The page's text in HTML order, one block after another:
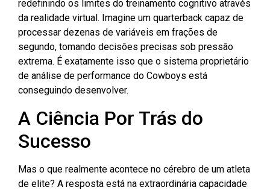
redefinindo os limites do treinamento cognitivo através
da realidade virtual. Imagine um quarterback capaz de
processar dezenas de variáveis em frações de
segundo, tomando decisões precisas sob pressão
extrema. É exatamente isso que o sistema proprietário
de análise de performance do Cowboys está
conseguindo desenvolver.
A Ciência Por Trás do
Sucesso
Mas o que realmente acontece no cérebro de um atleta
de elite? A resposta está na extraordinária capacidade